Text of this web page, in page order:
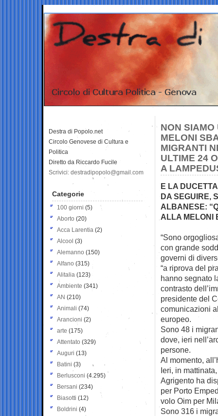
NON
MELONI
MIGRANTI
ULTIME 24
A
E LA
DA SEGUIRE,
ALBANESE:
ALLA MELONI
“Sono
con grande
governi di
“a riprova del
hanno segnato
contrasto
presidente del
comunicazioni
europeo.
Sono 48 i
dove, ieri
persone.
Al momento,
Ieri, in
Agrigento ha
per Porto
volo Oim per
Sono 316 i
Destra di Popolo.net
Circolo Genovese di Cultura e
Politica
Diretto da Riccardo Fucile
Scrivici: destradipopolo@gmail.com
Categorie
100 giorni (5)
Aborto (20)
Acca Larentia (2)
Alcool (3)
Alemanno (150)
Alfano (315)
Alitalia (123)
Ambiente (341)
AN (210)
Animali (74)
Arancioni (2)
arte (175)
Attentato (329)
Auguri (13)
Batini (3)
Berlusconi (4.295)
Bersani (234)
Biasotti (12)
Boldrini (4)